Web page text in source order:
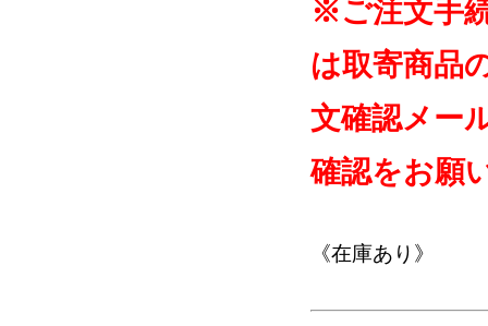
※ご注文手
は取寄商品
文確認メー
確認をお願
《在庫あり》